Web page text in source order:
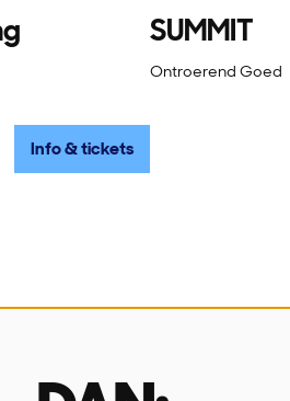
Info & tickets
SUMMIT
Ontroerend Goed
is wie